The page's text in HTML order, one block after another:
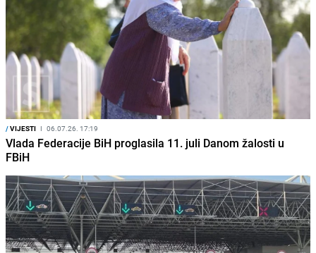
/VIJESTI I 06.07.26. 17:19
Vlada Federacije BiH proglasila 11. juli Danom žalosti u
FBiH